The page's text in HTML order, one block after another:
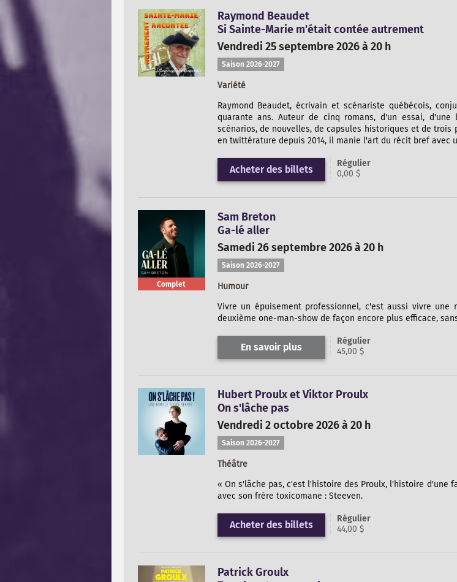
Raymond Beaudet
Si Sainte-Marie m'était contée autrement
Vendredi 25 septembre 2026 à 20 h
Saison 2026-2027
Variété
Raymond Beaudet, écrivain et scénariste québécois,
quarante ans. Auteur de cinq romans, d'un essai,
scénarios, de nouvelles, de capsules historiques et de
en twittérature depuis 2014, il manie l'art du récit bref avec
Acheter des billets
Régulier
0,00 $
Complet
Sam Breton
Ga-lé aller
Samedi 26 septembre 2026 à 20 h
Saison 2026-2027
Humour
Vivre un épuisement professionnel, c'est aussi vivre
deuxième one-man-show de façon encore plus efficace,
En savoir plus
Régulier
45,00 $
Hubert Proulx et Viktor Proulx
On s'lâche pas
Vendredi 2 octobre 2026 à 20 h
Saison 2026-2027
Théâtre
« On s'lâche pas, c'est l'histoire des Proulx, l'histoire
avec son frère toxicomane : Steeven.
Acheter des billets
Régulier
44,00 $
Patrick Groulx